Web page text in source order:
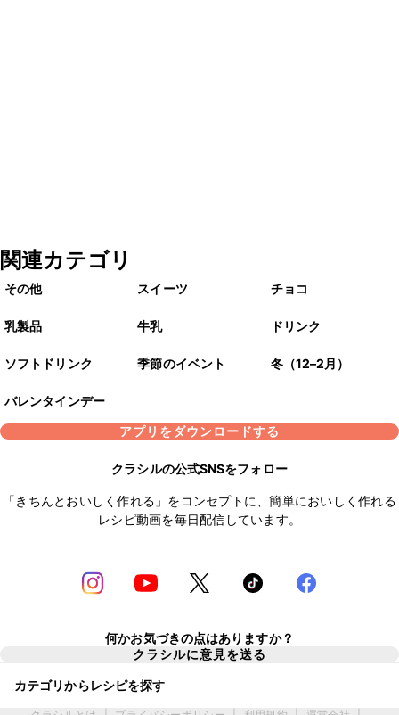
関連カテゴリ
その他 スイーツ チョコ
乳製品 牛乳 ドリンク
ソフトドリンク 季節のイベント 冬（12–2月）
バレンタインデー
アプリをダウンロードする
クラシルの公式SNSをフォロー
「きちんとおいしく作れる」をコンセプトに、簡単においしく作れる
レシピ動画を毎日配信しています。
何かお気づきの点はありますか？
クラシルに意見を送る
カテゴリからレシピを探す